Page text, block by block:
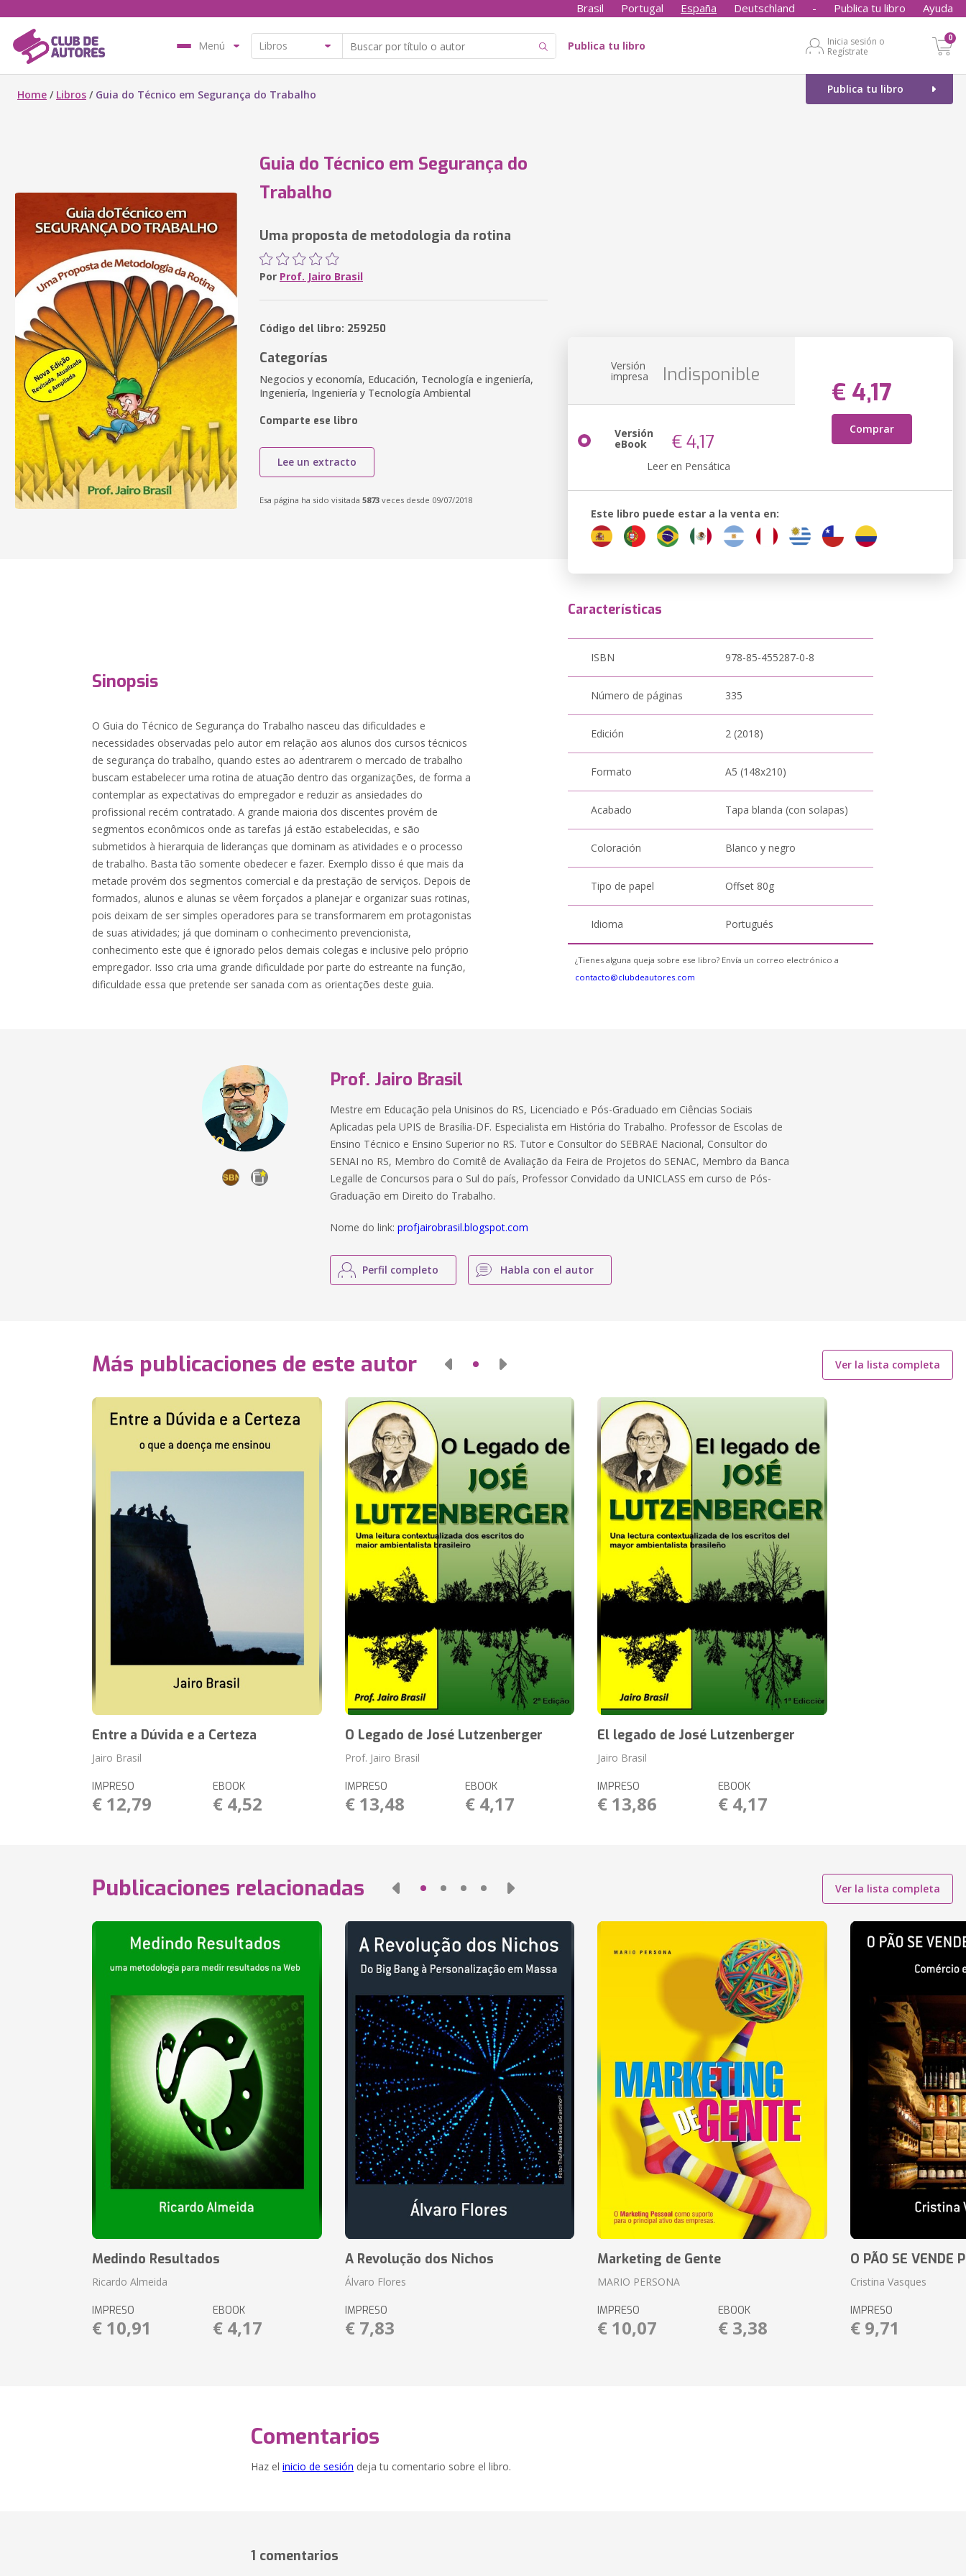
Brasil Portugal España Deutschland - Publica tu libro Ayuda
Menú Publica tu libro
Inicia sesión o
Regístrate
0
Publica tu libro
Home / Libros / Guia do Técnico em Segurança do Trabalho
Guia do Técnico em Segurança do
Trabalho
Uma proposta de metodologia da rotina
Por Prof. Jairo Brasil
Código del libro: 259250
Categorías
Negocios y economía, Educación, Tecnología e ingeniería,
Ingeniería, Ingeniería y Tecnología Ambiental
Comparte ese libro
Lee un extracto
Esa página ha sido visitada 5873 veces desde 09/07/2018
Versión
impresa Indisponible
€ 4,17
Comprar
Versión
eBook € 4,17
Leer en Pensática
Este libro puede estar a la venta en:
Sinopsis
O Guia do Técnico de Segurança do Trabalho nasceu das dificuldades e
necessidades observadas pelo autor em relação aos alunos dos cursos técnicos
de segurança do trabalho, quando estes ao adentrarem o mercado de trabalho
buscam estabelecer uma rotina de atuação dentro das organizações, de forma a
contemplar as expectativas do empregador e reduzir as ansiedades do
profissional recém contratado. A grande maioria dos discentes provém de
segmentos econômicos onde as tarefas já estão estabelecidas, e são
submetidos à hierarquia de lideranças que dominam as atividades e o processo
de trabalho. Basta tão somente obedecer e fazer. Exemplo disso é que mais da
metade provém dos segmentos comercial e da prestação de serviços. Depois de
formados, alunos e alunas se vêem forçados a planejar e organizar suas rotinas,
pois deixam de ser simples operadores para se transformarem em protagonistas
de suas atividades; já que dominam o conhecimento prevencionista,
conhecimento este que é ignorado pelos demais colegas e inclusive pelo próprio
empregador. Isso cria uma grande dificuldade por parte do estreante na função,
dificuldade essa que pretende ser sanada com as orientações deste guia.
Características
ISBN 978-85-455287-0-8
Número de páginas 335
Edición 2 (2018)
Formato A5 (148x210)
Acabado Tapa blanda (con solapas)
Coloración Blanco y negro
Tipo de papel Offset 80g
Idioma Portugués
¿Tienes alguna queja sobre ese libro? Envía un correo electrónico a
contacto@clubdeautores.com
Prof. Jairo Brasil
Mestre em Educação pela Unisinos do RS, Licenciado e Pós-Graduado em Ciências Sociais
Aplicadas pela UPIS de Brasília-DF. Especialista em História do Trabalho. Professor de Escolas de
Ensino Técnico e Ensino Superior no RS. Tutor e Consultor do SEBRAE Nacional, Consultor do
SENAI no RS, Membro do Comitê de Avaliação da Feira de Projetos do SENAC, Membro da Banca
Legalle de Concursos para o Sul do país, Professor Convidado da UNICLASS em curso de Pós-
Graduação em Direito do Trabalho.
Nome do link:profjairobrasil.blogspot.com
Perfil completo Habla con el autor
Más publicaciones de este autor Ver la lista completa
Entre a Dúvida e a Certeza
Jairo Brasil
IMPRESO
€ 12,79
EBOOK
€ 4,52
O Legado de José Lutzenberger
Prof. Jairo Brasil
IMPRESO
€ 13,48
EBOOK
€ 4,17
El legado de José Lutzenberger
Jairo Brasil
IMPRESO
€ 13,86
EBOOK
€ 4,17
Publicaciones relacionadas Ver la lista completa
Medindo Resultados
Ricardo Almeida
IMPRESO
€ 10,91
EBOOK
€ 4,17
A Revolução dos Nichos
Álvaro Flores
IMPRESO
€ 7,83
Marketing de Gente
MARIO PERSONA
IMPRESO
€ 10,07
EBOOK
€ 3,38
O PÃO SE VENDE
Cristina Vasques
IMPRESO
€ 9,71
Comentarios
Haz el inicio de sesión deja tu comentario sobre el libro.
1 comentarios